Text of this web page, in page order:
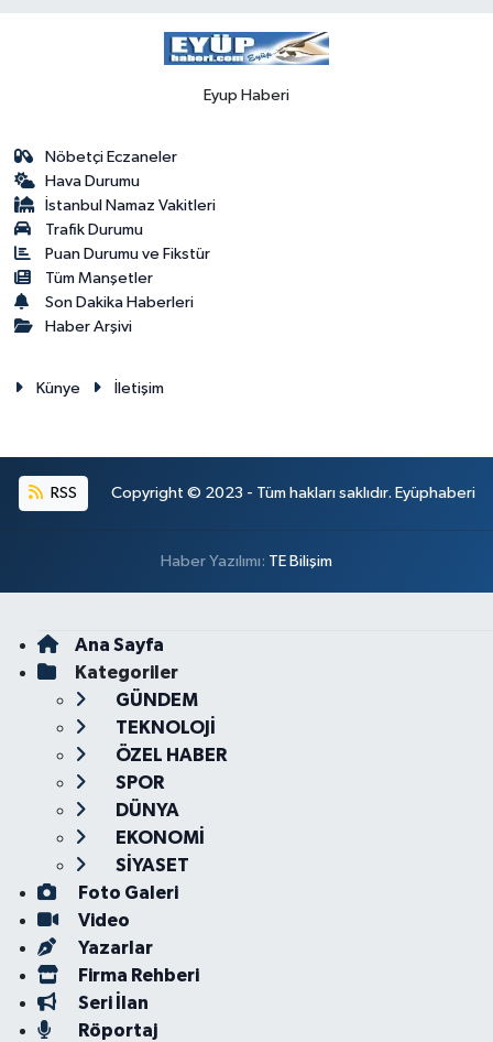
Eyup Haberi
Nöbetçi Eczaneler
Hava Durumu
İstanbul Namaz Vakitleri
Trafik Durumu
Puan Durumu ve Fikstür
Tüm Manşetler
Son Dakika Haberleri
Haber Arşivi
Künye İletişim
RSS Copyright © 2023 - Tüm hakları saklıdır. Eyüphaberi
Haber Yazılımı: TE Bilişim
Ana Sayfa
Kategoriler
GÜNDEM
TEKNOLOJİ
ÖZEL HABER
SPOR
DÜNYA
EKONOMİ
SİYASET
Foto Galeri
Video
Yazarlar
Firma Rehberi
Seri İlan
Röportaj